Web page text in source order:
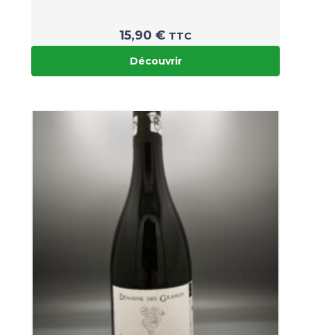
15,90 € TTC
Découvrir